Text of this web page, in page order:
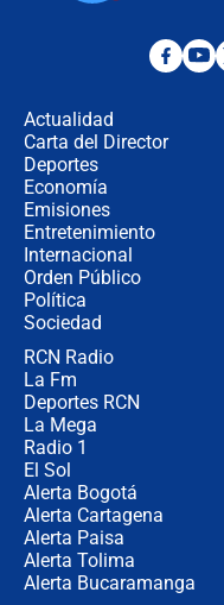
Actualidad
Carta del Director
Deportes
Economía
Emisiones
Entretenimiento
Internacional
Orden Público
Política
Sociedad
RCN Radio
La Fm
Deportes RCN
La Mega
Radio 1
El Sol
Alerta Bogotá
Alerta Cartagena
Alerta Paisa
Alerta Tolima
Alerta Bucaramanga